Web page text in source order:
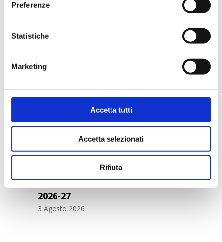
Preferenze
Statistiche
Marketing
Accetta tutti
Accetta selezionati
Rifiuta
IL CALENDARIO DELLA LBA
2026-27
3 Agosto 2026